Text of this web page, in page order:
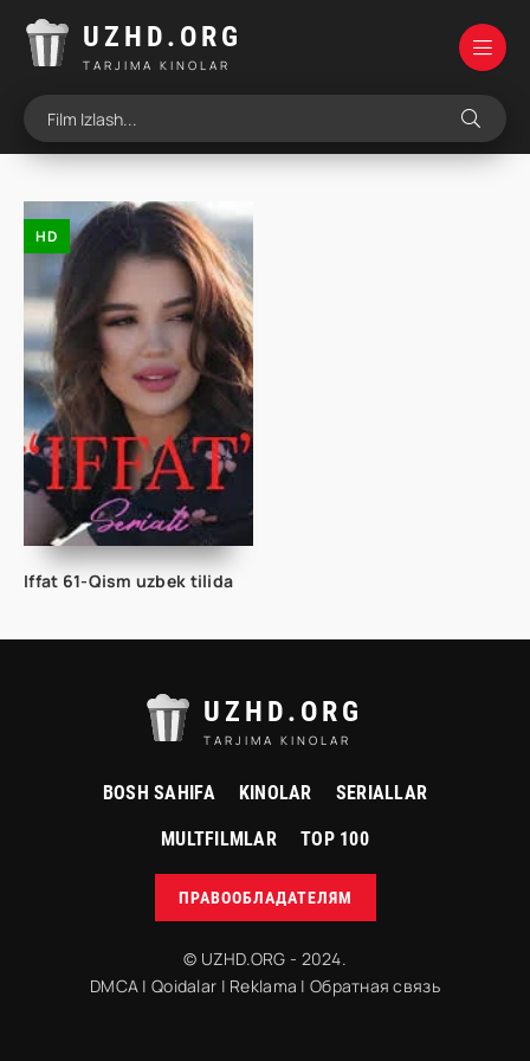
UZHD.ORG
TARJIMA KINOLAR
HD
Iffat 61-Qism uzbek tilida
UZHD.ORG
TARJIMA KINOLAR
BOSH SAHIFA KINOLAR SERIALLAR
MULTFILMLAR TOP 100
ПРАВООБЛАДАТЕЛЯМ
© UZHD.ORG - 2024.
DMCA |Qoidalar | Reklama | Обратная связь